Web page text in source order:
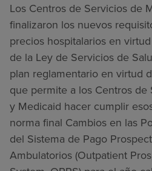
Los Centros de Servicios de
finalizaron los nuevos
precios hospitalarios en
de la Ley de Servicios de
plan reglamentario en virtud
que permite a los Centros
y Medicaid hacer cumplir
norma final Cambios en las
del Sistema de Pago
Ambulatorios (Outpatient